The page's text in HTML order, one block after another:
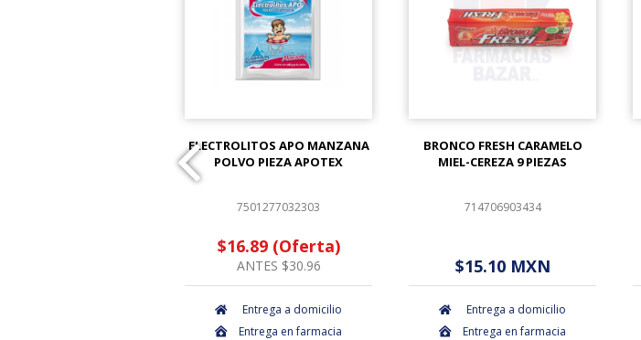
ELECTROLITOS APO MANZANA
POLVO PIEZA APOTEX
7501277032303
$16.89 (Oferta)
ANTES $30.96
Entrega a domicilio
Entrega en farmacia
BRONCO FRESH CARAMELO
MIEL-CEREZA 9 PIEZAS
714706903434
$15.10 MXN
Entrega a domicilio
Entrega en farmacia